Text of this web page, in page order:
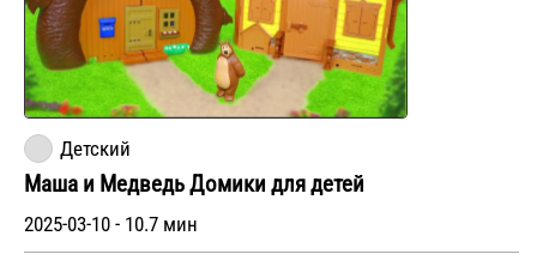
Детский
Маша и Медведь Домики для детей
2025-03-10 - 10.7 мин